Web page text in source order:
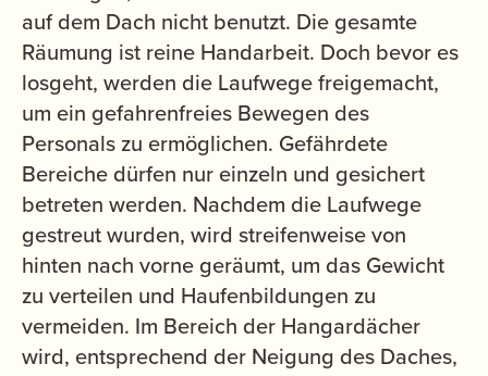
auf dem Dach nicht benutzt. Die gesamte
Räumung ist reine Handarbeit. Doch bevor es
losgeht, werden die Laufwege freigemacht,
um ein gefahrenfreies Bewegen des
Personals zu ermöglichen. Gefährdete
Bereiche dürfen nur einzeln und gesichert
betreten werden. Nachdem die Laufwege
gestreut wurden, wird streifenweise von
hinten nach vorne geräumt, um das Gewicht
zu verteilen und Haufenbildungen zu
vermeiden. Im Bereich der Hangardächer
wird, entsprechend der Neigung des Daches,